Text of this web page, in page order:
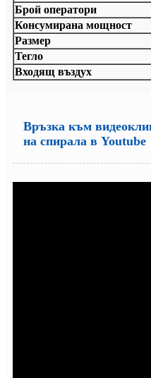
Брой оператори
Консумирана мощност
Размер
Тегло
Входящ въздух
Връзка към
на спирала в Youtube